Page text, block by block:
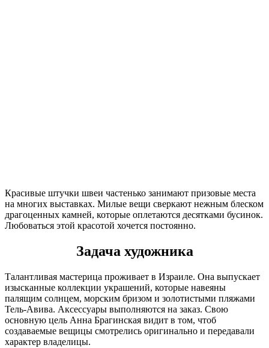
Красивые штучки швеи частенько занимают призовые места
на многих выставках. Милые вещи сверкают нежным блеском
драгоценных камней, которые оплетаются десятками бусинок.
Любоваться этой красотой хочется постоянно.
Задача художника
Талантливая мастерица проживает в Израиле. Она выпускает
изысканные коллекции украшений, которые навеяны
палящим солнцем, морским бризом и золотистыми пляжами
Тель-Авива. Аксессуары выполняются на заказ. Свою
основную цель Анна Брагинская видит в том, чтоб
создаваемые вещицы смотрелись оригинально и передавали
характер владелицы.